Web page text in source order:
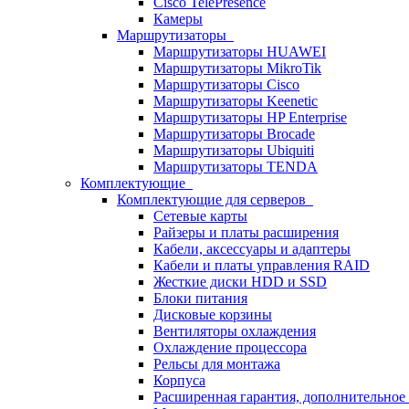
Камеры
Маршрутизаторы
Маршрутизаторы HUAWEI
Маршрутизаторы MikroTik
Маршрутизаторы Cisco
Маршрутизаторы Keenetic
Маршрутизаторы HP Enterprise
Маршрутизаторы Brocade
Маршрутизаторы Ubiquiti
Маршрутизаторы TENDA
Комплектующие
Комплектующие для серверов
Сетевые карты
Райзеры и платы расширения
Кабели, аксессуары и адаптеры
Кабели и платы управления RAID
Жесткие диски HDD и SSD
Блоки питания
Дисковые корзины
Вентиляторы охлаждения
Охлаждение процессора
Рельсы для монтажа
Корпуса
Расширенная гарантия,